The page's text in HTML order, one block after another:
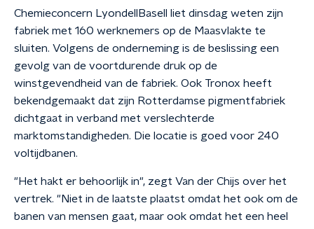
Chemieconcern LyondellBasell liet dinsdag weten zijn
fabriek met 160 werknemers op de Maasvlakte te
sluiten. Volgens de onderneming is de beslissing een
gevolg van de voortdurende druk op de
winstgevendheid van de fabriek. Ook Tronox heeft
bekendgemaakt dat zijn Rotterdamse pigmentfabriek
dichtgaat in verband met verslechterde
marktomstandigheden. Die locatie is goed voor 240
voltijdbanen.
"Het hakt er behoorlijk in", zegt Van der Chijs over het
vertrek. "Niet in de laatste plaatst omdat het ook om de
banen van mensen gaat, maar ook omdat het een heel